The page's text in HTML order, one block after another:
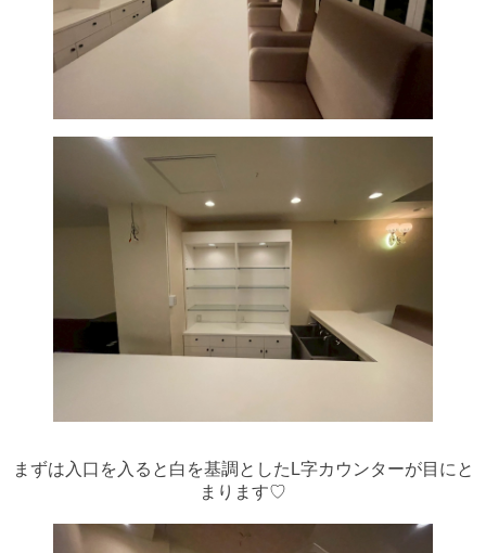
まずは入口を入ると白を基調としたL字カウンターが目にと
まります♡